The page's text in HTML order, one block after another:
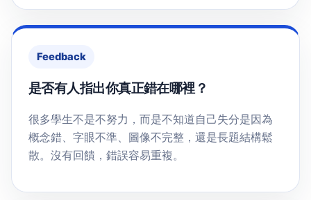
Feedback
是否有人指出你真正錯在哪裡？
很多學生不是不努力，而是不知道自己失分是因為
概念錯、字眼不準、圖像不完整，還是長題結構鬆
散。沒有回饋，錯誤容易重複。